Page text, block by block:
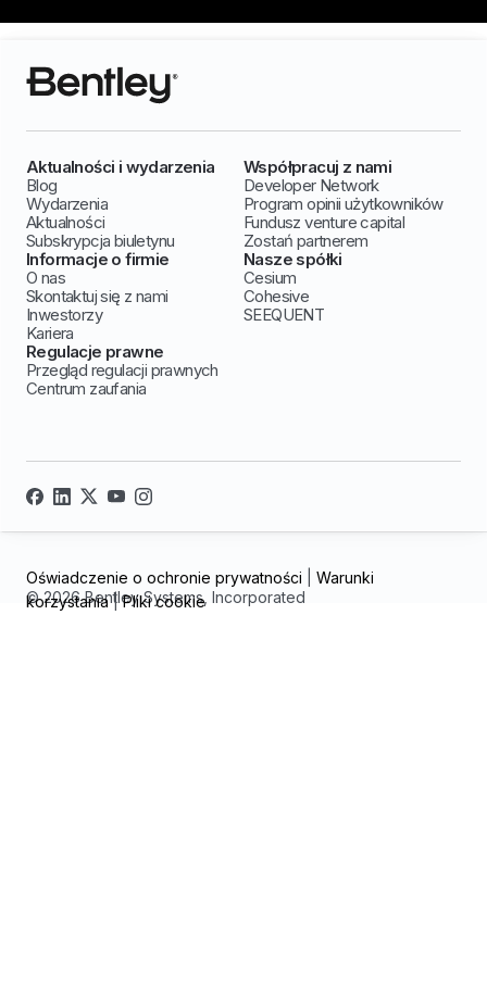
Aktualności i wydarzenia
Blog
Wydarzenia
Aktualności
Subskrypcja biuletynu
Współpracuj z nami
Developer Network
Program opinii użytkowników
Fundusz venture capital
Zostań partnerem
Informacje o firmie
O nas
Skontaktuj się z nami
Inwestorzy
Kariera
Nasze spółki
Cesium
Cohesive
SEEQUENT
Regulacje prawne
Przegląd regulacji prawnych
Centrum zaufania
© 2026 Bentley Systems, Incorporated
Oświadczenie o ochronie prywatności
Warunki
korzystania|Pliki cookie